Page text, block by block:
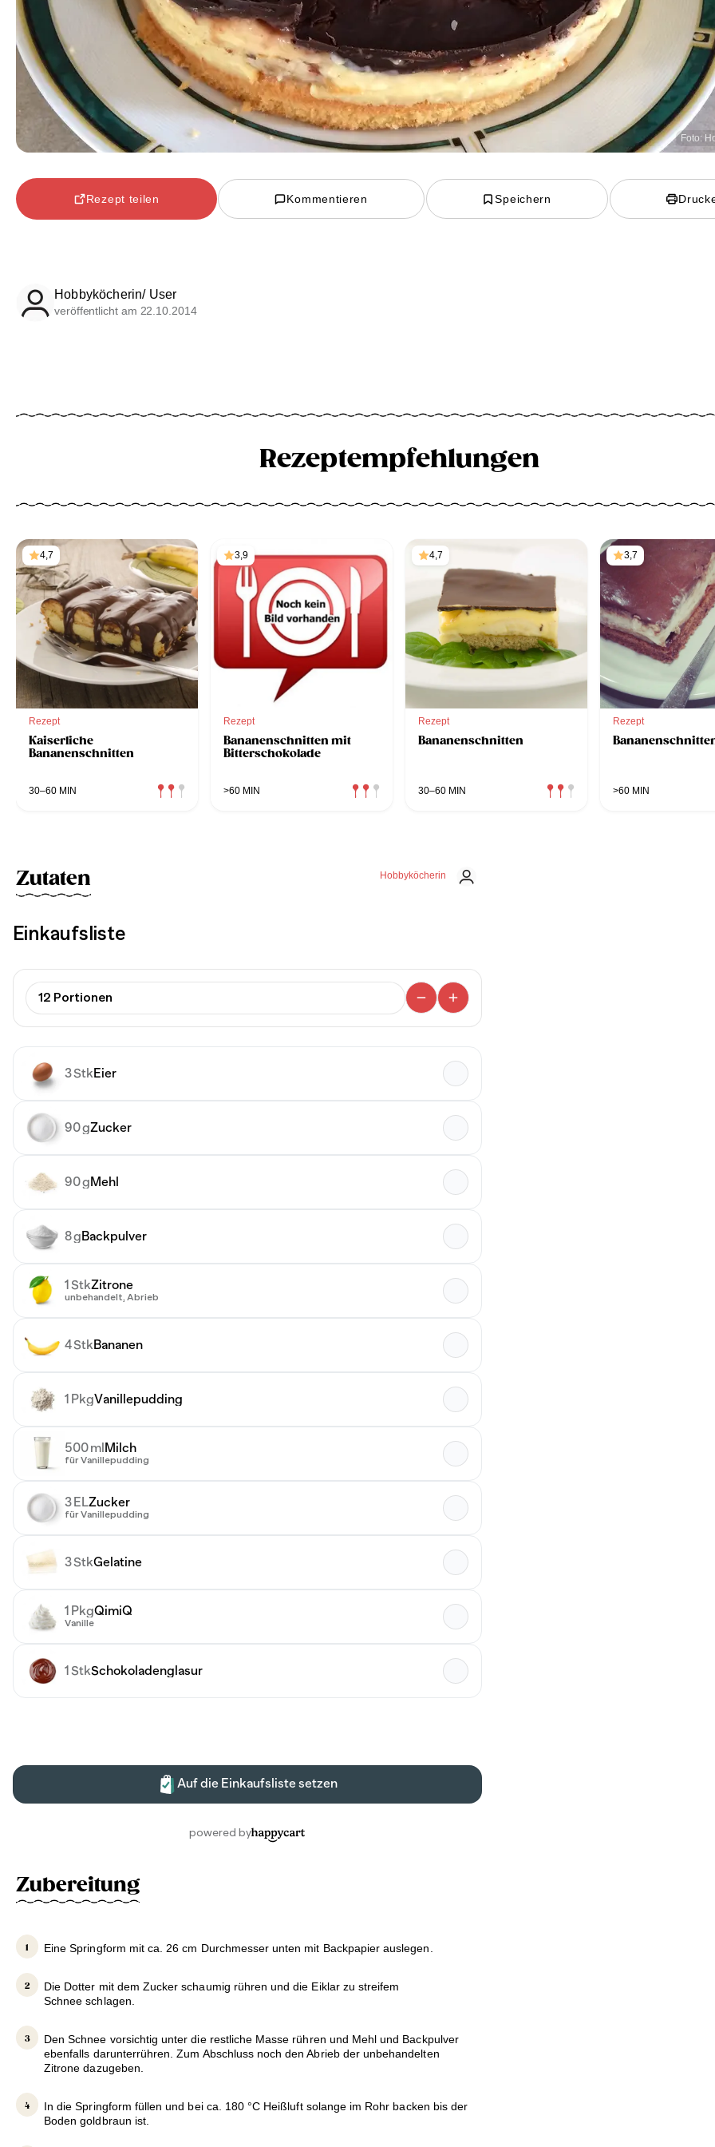
Foto:
Rezept teilen Kommentieren Speichern
Hobbyköcherin/ User
veröffentlicht am 22.10.2014
Rezeptempfehlungen
4,7
Rezept
Kaiserliche
Bananenschnitten
30–60 MIN
3,9
Rezept
Bananenschnitten mit
Bitterschokolade
>60 MIN
4,7
Rezept
Bananenschnitten
30–60 MIN
3,7
Rezept
>60 MIN
Hobbyköcherin
Zutaten
Zubereitung
Eine Springform mit ca. 26 cm Durchmesser unten mit Backpapier auslegen.
Die Dotter mit dem Zucker schaumig rühren und die Eiklar zu streifem
Schnee schlagen.
Den Schnee vorsichtig unter die restliche Masse rühren und Mehl und Backpulver
ebenfalls darunterrühren. Zum Abschluss noch den Abrieb der unbehandelten
Zitrone dazugeben.
In die Springform füllen und bei ca. 180 °C Heißluft solange im Rohr backen bis der
Boden goldbraun ist.